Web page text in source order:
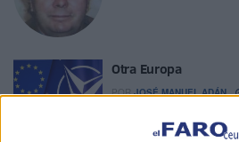
Otra Europa
POR JOSÉ MANUEL ADÁN
El surrealismo de los